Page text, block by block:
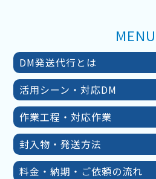
MENU
DM発送代行とは
活用シーン・対応DM
作業工程・対応作業
封入物・発送方法
料金・納期・ご依頼の流れ